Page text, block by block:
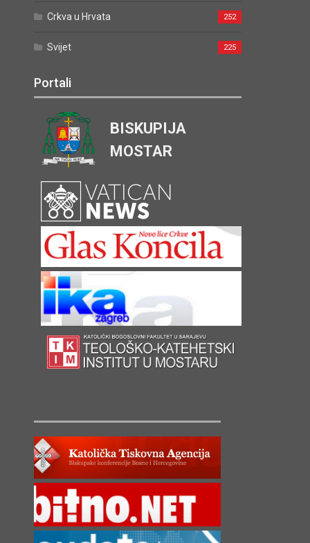
Crkva u Hrvata 252
Svijet 225
Portali
BISKUPIJA
MOSTAR